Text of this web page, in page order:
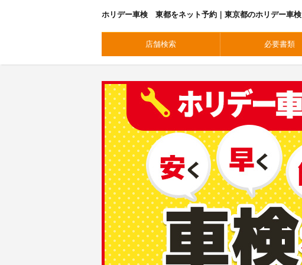
ホリデー車検 東都をネット予約｜東京都のホリデー車検
店舗検索 必要書類